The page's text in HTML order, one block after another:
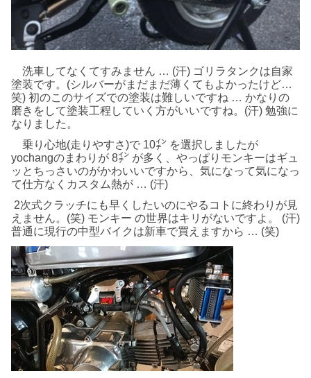
洗車してなくてすみません … (汗) ゴリラタンクは自家
塗装です。(シルバーがまだまだ薄くてもよかったけど…
笑) 初のこのサイズでの塗装は難しいですね … かなりの
磨きをして塗装工程していく方がいいですね。(汗) 勉強に
なりました。
乗り心地(走りやすさ)で 10㌅ を選択しましたが
yochangのまわりが 8㌅ が多く、やっぱりモンキーはギュ
ッとちっさいのがかわいいですから、気になって気になっ
て仕方なくカスタム熱が … (汗)
2次式クラッチにも早くしたいのにやるコトに終わりが見
えません。(笑) モンキー の世界はキリがないですよ。 (汗)
普通に現行の中型バイクは新車で買えますから … (笑)